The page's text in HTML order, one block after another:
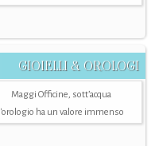
GIOIELLI & OROLOGI
Maggi Officine, sott’acqua
l'orologio ha un valore immenso